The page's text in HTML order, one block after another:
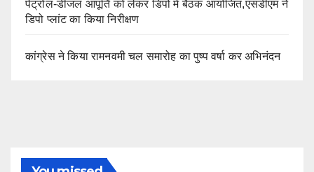
पेट्रोल-डीजल आपूर्ति को लेकर डिपो में बैठक आयोजित,एसडीएम ने
डिपो प्लांट का किया निरीक्षण
कांग्रेस ने किया रामनवमी चल समारोह का पुष्प वर्षा कर अभिनंदन